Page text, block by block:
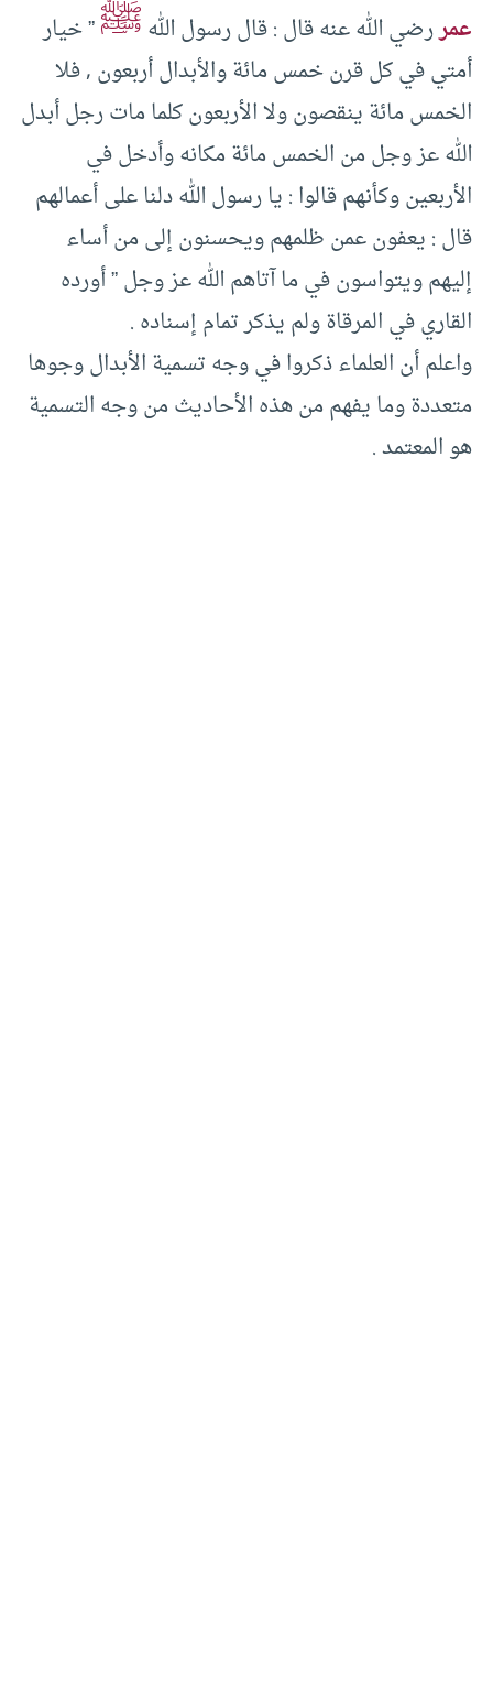
عمررضي الله عنه قال : قال رسول اللهﷺ” خيار
أمتي في كل قرن خمس مائة والأبدال أربعون , فلا
الخمس مائة ينقصون ولا الأربعون كلما مات رجل أبدل
الله عز وجل من الخمس مائة مكانه وأدخل في
الأربعين وكأنهم قالوا : يا رسول الله دلنا على أعمالهم
قال : يعفون عمن ظلمهم ويحسنون إلى من أساء
إليهم ويتواسون في ما آتاهم الله عز وجل ” أورده
القاري في المرقاة ولم يذكر تمام إسناده . ‏
‏واعلم أن العلماء ذكروا في وجه تسمية الأبدال وجوها
متعددة وما يفهم من هذه الأحاديث من وجه التسمية
هو المعتمد . ‏